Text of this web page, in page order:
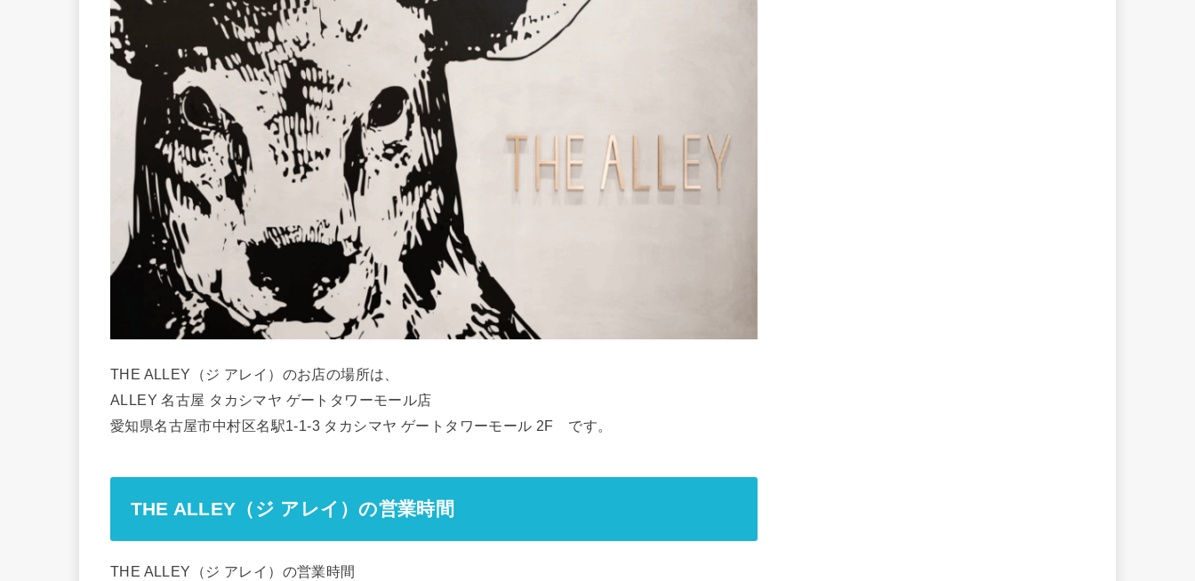
THE ALLEY（ジ アレイ）のお店の場所は、
ALLEY 名古屋 タカシマヤ ゲートタワーモール店
愛知県名古屋市中村区名駅1-1-3 タカシマヤ ゲートタワーモール 2F です。
THE ALLEY（ジ アレイ）の営業時間
THE ALLEY（ジ アレイ）の営業時間